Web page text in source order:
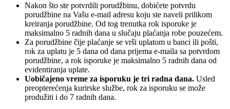
Nakon što ste potvrdili porudžbinu, dobićete potvrdu
porudžbine na Vašu e-mail adresu koju ste naveli prilikom
kreiranja porudžbine. Od tog trenutka rok isporuke je
maksimalno 5 radnih dana u slučaju plaćanja robe pouzećem.
Za porudžbine čije plaćanje se vrši uplatom u banci ili pošti,
rok za uplatu je 5 dana od dana prijema e-maila sa potvrdom
porudžbine, a rok isporuke je maksimalno 5 radnih dana od
evidentiranja uplate.
Uobičajeno vreme za isporuku je tri radna dana. Usled
preopterećenja kurirske službe, rok za isporuku se može
produžiti i do 7 radnih dana.